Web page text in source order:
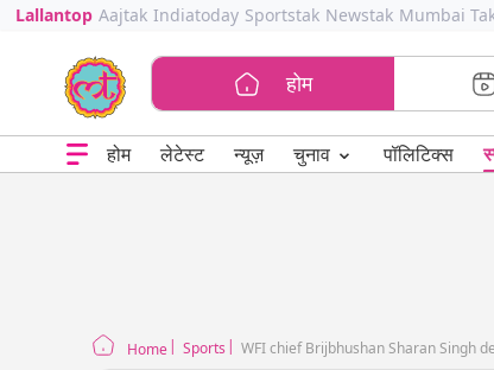
Lallantop Aajtak Indiatoday Sportstak Newstak Mumbai
होम
होम लेटेस्ट न्यूज़ चुनाव ⌄ पॉलिटिक्स
Home Sports WFI chief Brijbhushan Sharan Singh